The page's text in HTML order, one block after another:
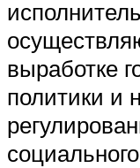
выработке
политики и